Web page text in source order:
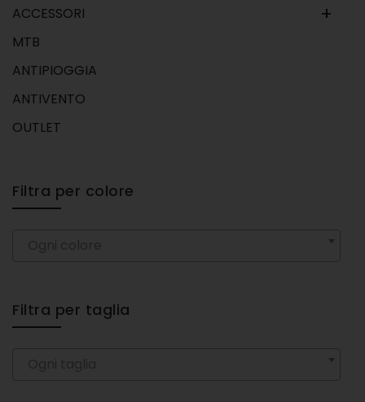
+
ACCESSORI
MTB
ANTIPIOGGIA
ANTIVENTO
OUTLET
Filtra per colore
Filtra per taglia